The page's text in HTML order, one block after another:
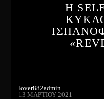
Η
lover882admin
13 ΜΑΡΤΊΟΥ 2021